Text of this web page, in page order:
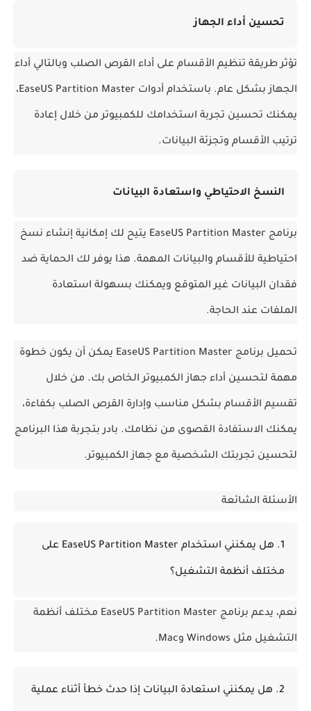
تحسين أداء الجهاز
ترتيب الأقسام وتجزئة البيانات.
النسخ الاحتياطي واستعادة البيانات
الملفات عند الحاجة.
لتحسين تجربتك الشخصية مع جهاز الكمبيوتر.
الأسئلة الشائعة
مختلف أنظمة التشغيل؟
التشغيل مثل Windows وMac.